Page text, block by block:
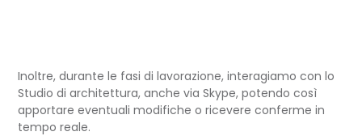
Inoltre, durante le fasi di lavorazione, interagiamo con lo
Studio di architettura, anche via Skype, potendo così
apportare eventuali modifiche o ricevere conferme in
tempo reale.